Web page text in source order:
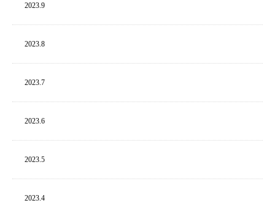
2023. 9
2023. 8
2023. 7
2023. 6
2023. 5
2023. 4